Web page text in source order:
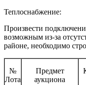
Теплоснабжение:
Произвести
возможным из-за
районе, необходимо
№
Лота
Предмет
аукциона